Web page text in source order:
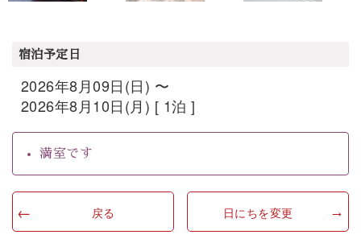
宿泊予定日
2026年8月09日(日) 〜
2026年8月10日(月) [ 1泊 ]
満室です
戻る 日にちを変更